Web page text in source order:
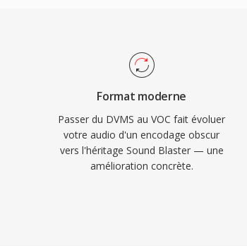
Format moderne
Passer du DVMS au VOC fait évoluer
votre audio d'un encodage obscur
vers l'héritage Sound Blaster — une
amélioration concrète.